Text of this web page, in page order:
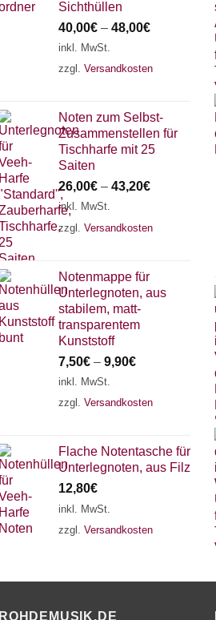
Sichthüllen
40,00€ – 48,00€
inkl. MwSt.
zzgl. Versandkosten
Noten zum Selbst-
Zusammenstellen für
Tischharfe mit 25
Saiten
26,00€ – 43,20€
inkl. MwSt.
zzgl. Versandkosten
Notenmappe für
Unterlegnoten, aus
stabilem, matt-
transparentem
Kunststoff
7,50€ – 9,90€
inkl. MwSt.
zzgl. Versandkosten
Flache Notentasche für
Unterlegnoten, aus Filz
12,80€
inkl. MwSt.
zzgl. Versandkosten
ROHDEMUSIK.DE